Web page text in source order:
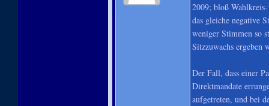
2009; bloß
das gleiche negative
weniger Stimmen so
Sitzzuwachs ergeben
Der Fall, dass einer
Direktmandate
aufgetreten, und bei